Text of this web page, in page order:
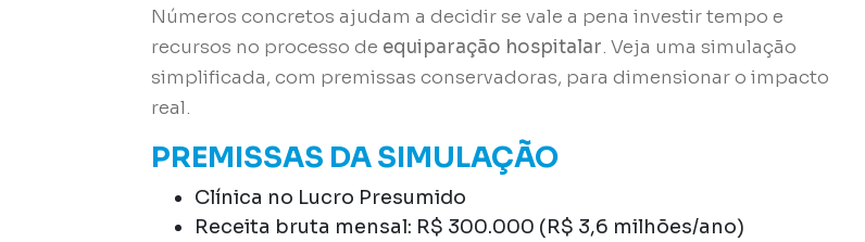
Números concretos ajudam a decidir se vale a pena investir tempo e
recursos no processo de equiparação hospitalar. Veja uma simulação
simplificada, com premissas conservadoras, para dimensionar o impacto
real.
PREMISSAS DA SIMULAÇÃO
Clínica no Lucro Presumido
Receita bruta mensal: R$ 300.000 (R$ 3,6 milhões/ano)